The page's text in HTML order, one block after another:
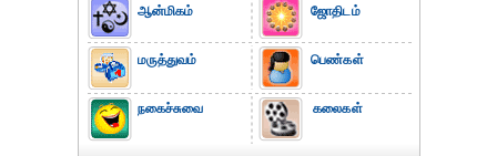
ஆன்மிகம்
மருத்துவம்
நகைச்சுவை
ஜோதிடம்
பெண்கள்
கலைகள்